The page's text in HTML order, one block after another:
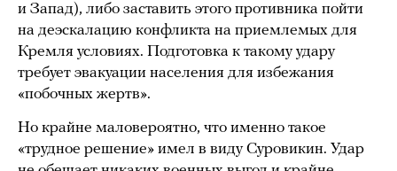
и Запад), либо заставить этого противника пойти
на деэскалацию конфликта на приемлемых для
Кремля условиях. Подготовка к такому удару
требует эвакуации населения для избежания
«побочных жертв».
Но крайне маловероятно, что именно такое
«трудное решение» имел в виду Суровикин. Удар